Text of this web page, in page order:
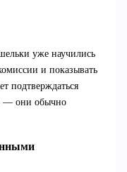
уже научились
и показывать
подтверждаться
— они обычно